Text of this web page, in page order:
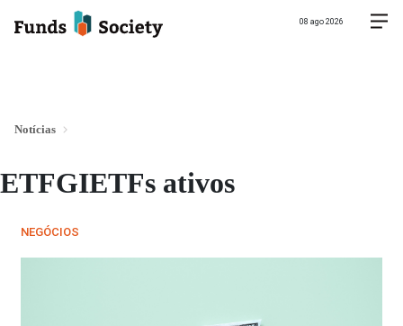
08 ago 2026
Notícias
ETFGIETFs ativos
NEGÓCIOS